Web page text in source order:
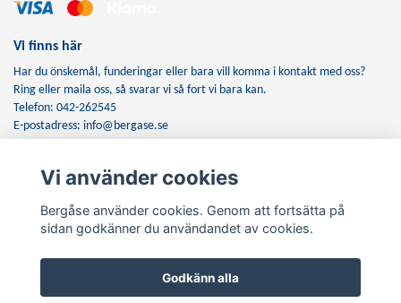
Vi finns här
Har du önskemål, funderingar eller bara vill komma i kontakt med oss?
Ring eller maila oss, så svarar vi så fort vi bara kan.
Telefon: 042-262545
E-postadress: info@bergase.se
Anmäl dig till vårt nyhetsbrev
Prenumerera
Vi använder cookies
Bergåse använder cookies. Genom att fortsätta på
sidan godkänner du användandet av cookies.
Godkänn alla